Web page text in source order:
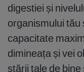
digestiei și
organismului tău
capacitate
dimineața și vei
stării tale de